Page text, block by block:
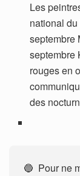
Les
national
septembre
septembre
rouges en
des
🔵 Pour ne